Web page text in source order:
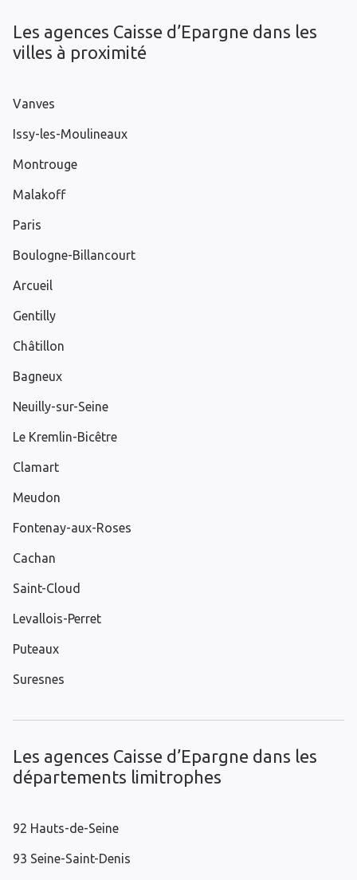
Les agences Caisse d’Epargne dans les
villes à proximité
Vanves
Issy-les-Moulineaux
Montrouge
Malakoff
Paris
Boulogne-Billancourt
Arcueil
Gentilly
Châtillon
Bagneux
Neuilly-sur-Seine
Le Kremlin-Bicêtre
Clamart
Meudon
Fontenay-aux-Roses
Cachan
Saint-Cloud
Levallois-Perret
Puteaux
Suresnes
Les agences Caisse d’Epargne dans les
départements limitrophes
92 Hauts-de-Seine
93 Seine-Saint-Denis